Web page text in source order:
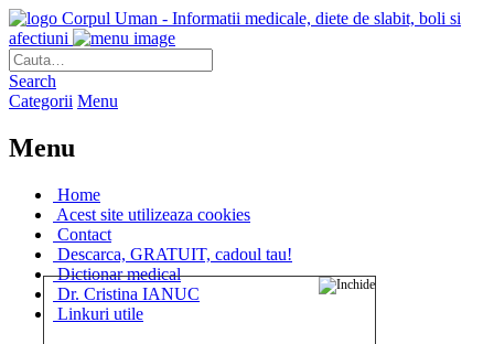
Corpul Uman - Informatii medicale, diete de slabit, boli si
afectiuni
Search
Categorii Menu
Menu
Home
Acest site utilizeaza cookies
Contact
Descarca, GRATUIT, cadoul tau!
Dictionar medical
Dr. Cristina IANUC
Linkuri utile